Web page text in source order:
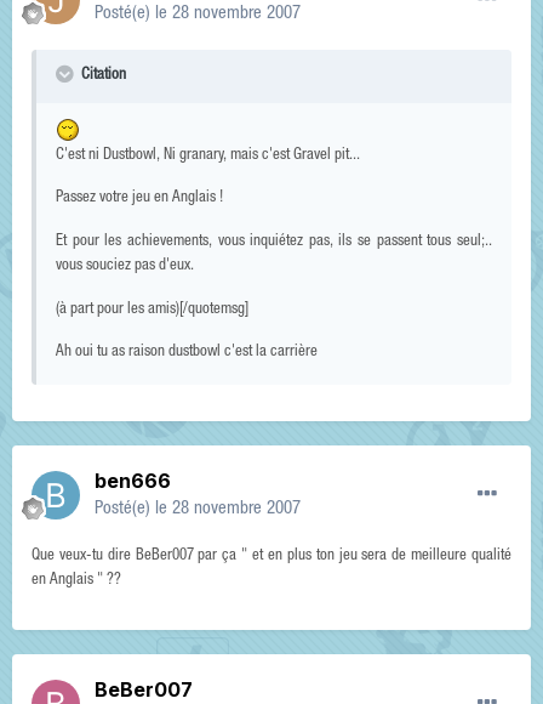
Posté(e) le 28 novembre 2007
Citation
C'est ni Dustbowl, Ni granary, mais c'est Gravel pit...
Passez votre jeu en Anglais !
Et pour les achievements, vous inquiétez pas, ils se passent tous seul;..
vous souciez pas d'eux.
(à part pour les amis)[/quotemsg]
Ah oui tu as raison dustbowl c'est la carrière
ben666
Posté(e) le 28 novembre 2007
Que veux-tu dire BeBer007 par ça " et en plus ton jeu sera de meilleure qualité
en Anglais " ??
BeBer007